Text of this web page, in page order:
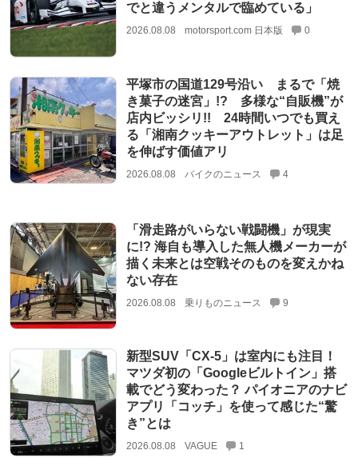
でと違うメンタルで臨めている」
2026.08.08 motorsport.com 日本版 0
平塚市の国道129号沿い まるで「焼
き菓子の迷宮」!? 多様な“自販機”が
店内ビッシリ!! 24時間いつでも買え
る「湘南クッキーアウトレット」は足
を伸ばす価値アリ
2026.08.08 バイクのニュース 4
「滑走路がいらない戦闘機」が現実
に!? 海自も導入した無人機メーカーが
描く未来とは空戦そのものを変えかね
ない存在
2026.08.08 乗りものニュース 9
新型SUV「CX-5」は室内にも注目！
マツダ初の「Googleビルトイン」搭
載でどう変わった？ パイオニアのナビ
アプリ「コッチ」を使って感じた“驚
き”とは
2026.08.08 VAGUE 1